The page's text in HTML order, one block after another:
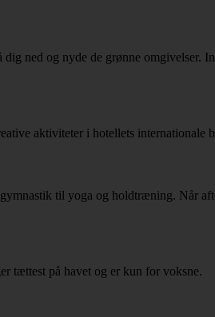
ned og nyde de grønne omgivelser.
aktiviteter i hotellets internationale
til yoga og holdtræning. Når
tættest på havet og er kun for voksne.